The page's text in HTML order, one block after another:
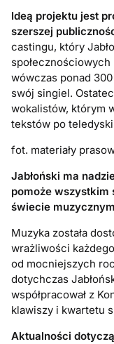
Ideą projektu jest
szerszej
castingu, który
społecznościowych
wówczas ponad
swój singiel.
wokalistów, którym
tekstów po
fot. materiały
Jabłoński ma
pomoże wszystkim
świecie
Muzyka została
wrażliwości
od mocniejszych
dotychczas
współpracował z
klawiszy i kwartetu
Aktualności